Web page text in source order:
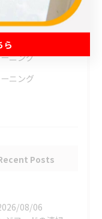
ーニング
ニング
ニング
ニング
Posts
08/06
ら
ら